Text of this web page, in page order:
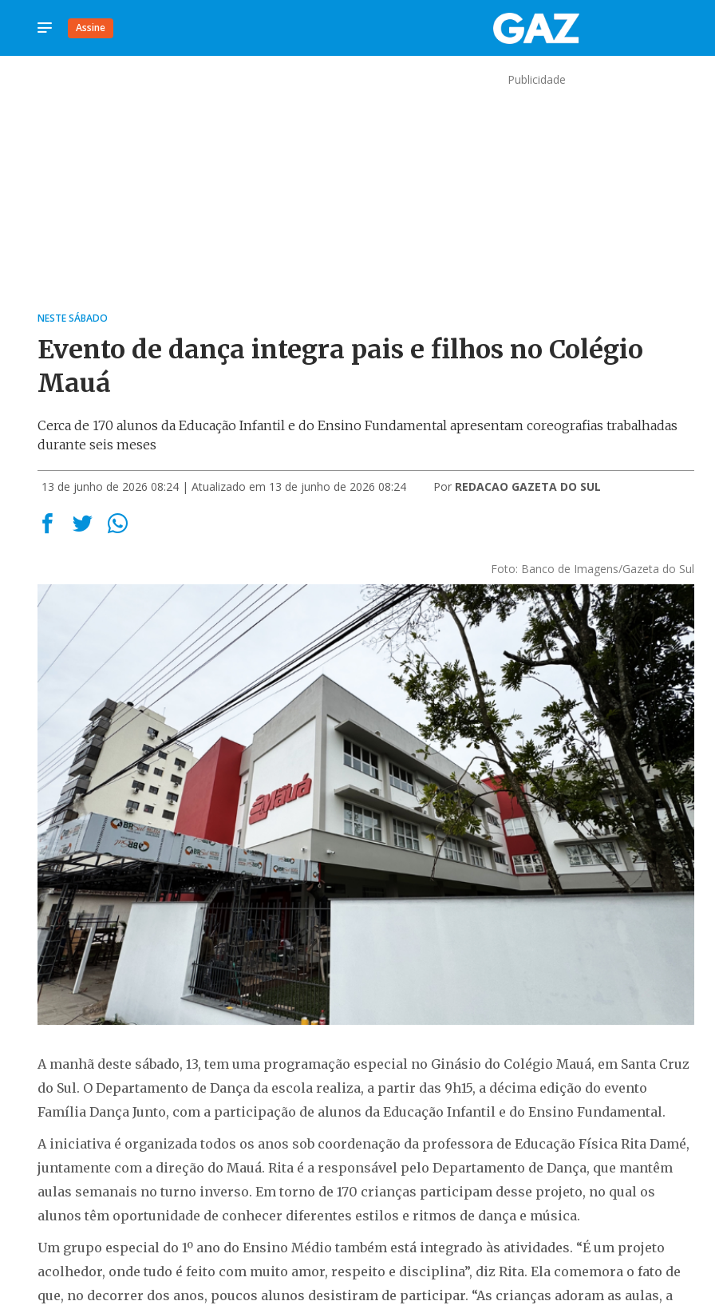
Assine
Publicidade
NESTE SÁBADO
Evento de dança integra pais e filhos no Colégio
Mauá
Cerca de 170 alunos da Educação Infantil e do Ensino Fundamental apresentam coreografias trabalhadas
durante seis meses
13 de junho de 2026 08:24 | Atualizado em 13 de junho de 2026 08:24 Por REDACAO GAZETA DO SUL
Foto: Banco de Imagens/Gazeta do Sul
A manhã deste sábado, 13, tem uma programação especial no Ginásio do Colégio Mauá, em Santa Cruz
do Sul. O Departamento de Dança da escola realiza, a partir das 9h15, a décima edição do evento
Família Dança Junto, com a participação de alunos da Educação Infantil e do Ensino Fundamental.
A iniciativa é organizada todos os anos sob coordenação da professora de Educação Física Rita Damé,
juntamente com a direção do Mauá. Rita é a responsável pelo Departamento de Dança, que mantêm
aulas semanais no turno inverso. Em torno de 170 crianças participam desse projeto, no qual os
alunos têm oportunidade de conhecer diferentes estilos e ritmos de dança e música.
Um grupo especial do 1º ano do Ensino Médio também está integrado às atividades. “É um projeto
acolhedor, onde tudo é feito com muito amor, respeito e disciplina”, diz Rita. Ela comemora o fato de
que, no decorrer dos anos, poucos alunos desistiram de participar. “As crianças adoram as aulas, a